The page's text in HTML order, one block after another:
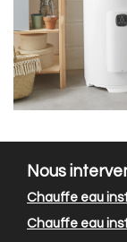
Nous
Chauffe eau
Chauffe eau